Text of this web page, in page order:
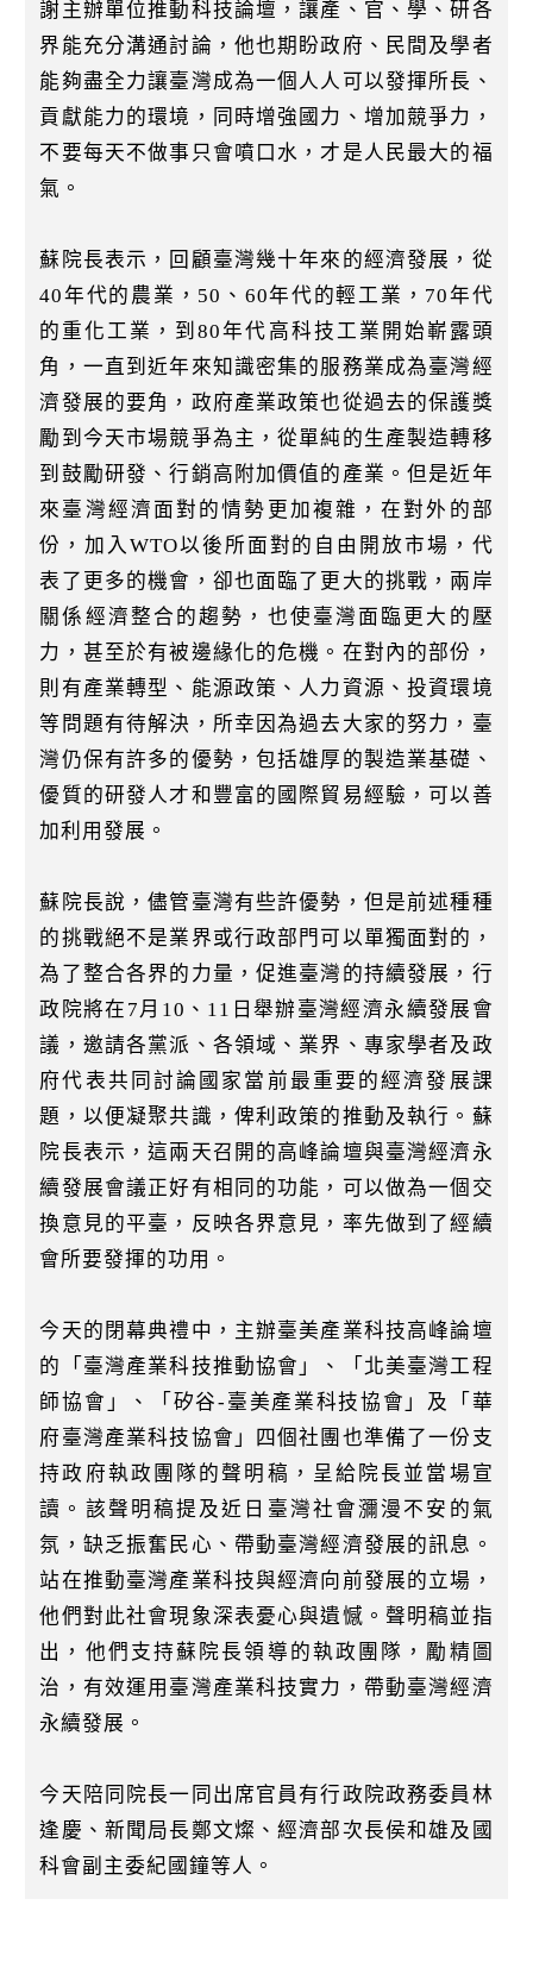
謝主辦單位推動科技論壇，讓產、官、學、研各
界能充分溝通討論，他也期盼政府、民間及學者
能夠盡全力讓臺灣成為一個人人可以發揮所長、
貢獻能力的環境，同時增強國力、增加競爭力，
不要每天不做事只會噴口水，才是人民最大的福
氣。
蘇院長表示，回顧臺灣幾十年來的經濟發展，從
40年代的農業，50、60年代的輕工業，70年代
的重化工業，到80年代高科技工業開始嶄露頭
角，一直到近年來知識密集的服務業成為臺灣經
濟發展的要角，政府產業政策也從過去的保護獎
勵到今天市場競爭為主，從單純的生產製造轉移
到鼓勵研發、行銷高附加價值的產業。但是近年
來臺灣經濟面對的情勢更加複雜，在對外的部
份，加入WTO以後所面對的自由開放市場，代
表了更多的機會，卻也面臨了更大的挑戰，兩岸
關係經濟整合的趨勢，也使臺灣面臨更大的壓
力，甚至於有被邊緣化的危機。在對內的部份，
則有產業轉型、能源政策、人力資源、投資環境
等問題有待解決，所幸因為過去大家的努力，臺
灣仍保有許多的優勢，包括雄厚的製造業基礎、
優質的研發人才和豐富的國際貿易經驗，可以善
加利用發展。
蘇院長說，儘管臺灣有些許優勢，但是前述種種
的挑戰絕不是業界或行政部門可以單獨面對的，
為了整合各界的力量，促進臺灣的持續發展，行
政院將在7月10、11日舉辦臺灣經濟永續發展會
議，邀請各黨派、各領域、業界、專家學者及政
府代表共同討論國家當前最重要的經濟發展課
題，以便凝聚共識，俾利政策的推動及執行。蘇
院長表示，這兩天召開的高峰論壇與臺灣經濟永
續發展會議正好有相同的功能，可以做為一個交
換意見的平臺，反映各界意見，率先做到了經續
會所要發揮的功用。
今天的閉幕典禮中，主辦臺美產業科技高峰論壇
的「臺灣產業科技推動協會」、「北美臺灣工程
師協會」、「矽谷-臺美產業科技協會」及「華
府臺灣產業科技協會」四個社團也準備了一份支
持政府執政團隊的聲明稿，呈給院長並當場宣
讀。該聲明稿提及近日臺灣社會瀰漫不安的氣
氛，缺乏振奮民心、帶動臺灣經濟發展的訊息。
站在推動臺灣產業科技與經濟向前發展的立場，
他們對此社會現象深表憂心與遺憾。聲明稿並指
出，他們支持蘇院長領導的執政團隊，勵精圖
治，有效運用臺灣產業科技實力，帶動臺灣經濟
永續發展。
今天陪同院長一同出席官員有行政院政務委員林
逢慶、新聞局長鄭文燦、經濟部次長侯和雄及國
科會副主委紀國鐘等人。